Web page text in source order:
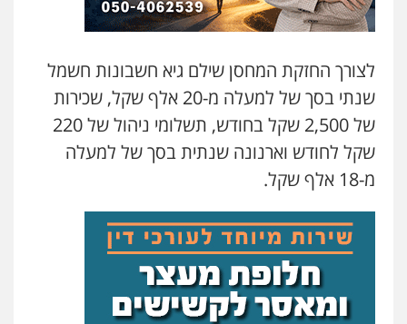
לצורך החזקת המחסן שילם גיא חשבונות חשמל
שנתי בסך של למעלה מ-20 אלף שקל, שכירות
של 2,500 שקל בחודש, תשלומי ניהול של 220
שקל לחודש וארנונה שנתית בסך של למעלה
מ-18 אלף שקל.